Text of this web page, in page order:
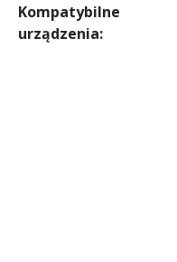
Kompatybilne
urządzenia: